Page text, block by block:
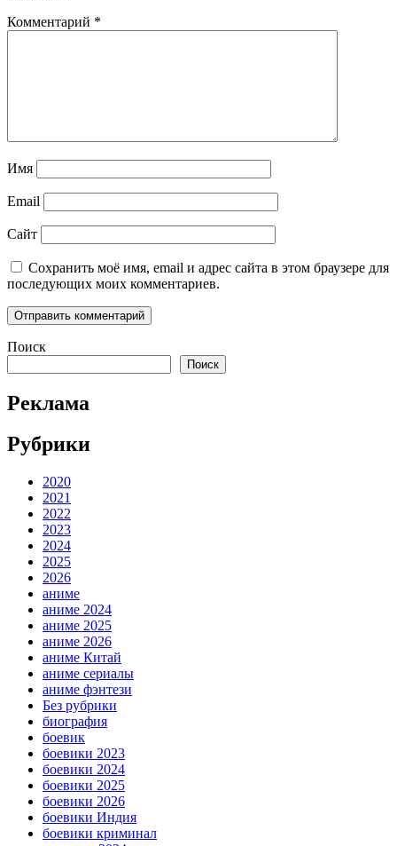
Комментарий *
Имя
Email
Сайт
Сохранить моё имя, email и адрес сайта в этом браузере для
последующих моих комментариев.
Поиск
Поиск
Реклама
Рубрики
2020
2021
2022
2023
2024
2025
2026
аниме
аниме 2024
аниме 2025
аниме 2026
аниме Китай
аниме сериалы
аниме фэнтези
Без рубрики
биография
боевик
боевики 2023
боевики 2024
боевики 2025
боевики 2026
боевики Индия
боевики криминал